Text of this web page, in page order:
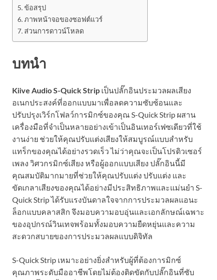
ข้อสรุป
ภาพหน้าจอของซอฟต์แวร์
ส่วนการดาวน์โหลด
บทนำ
Kiive Audio S-Quick Strip เป็นปลั๊กอินประมวลผลเสียง
อเนกประสงค์ที่ออกแบบมาเพื่อลดความซับซ้อนและ
ปรับปรุงเวิร์กโฟลว์การมิกซ์ของคุณ S-Quick Strip ผสาน
เครื่องมือที่จำเป็นหลายอย่างเข้าเป็นอินเทอร์เฟซเดียวที่ใช้
งานง่าย ช่วยให้คุณปรับแต่งเสียงให้สมบูรณ์แบบสำหรับ
แทร็กของคุณได้อย่างรวดเร็ว ไม่ว่าคุณจะเป็นโปรดิวเซอร์
เพลง วิศวกรมิกซ์เสียง หรือผู้ออกแบบเสียง ปลั๊กอินนี้มี
คุณสมบัติมากมายที่ช่วยให้คุณปรับแต่ง ปรับแต่ง และ
ขัดเกลาเสียงของคุณได้อย่างมีประสิทธิภาพและแม่นยำ S-
Quick Strip ได้รับแรงบันดาลใจจากการประมวลผลแอนะ
ล็อกแบบคลาสสิก จึงมอบความอบอุ่นและเอกลักษณ์เฉพาะ
ของอุปกรณ์วินเทจพร้อมทั้งมอบความยืดหยุ่นและความ
สะดวกสบายของการประมวลผลแบบดิจิทัล
S-Quick Strip เหมาะอย่างยิ่งสำหรับผู้ที่ต้องการมิกซ์
คุณภาพระดับมืออาชีพโดยไม่ต้องติดขัดกับปลั๊กอินที่ซับ